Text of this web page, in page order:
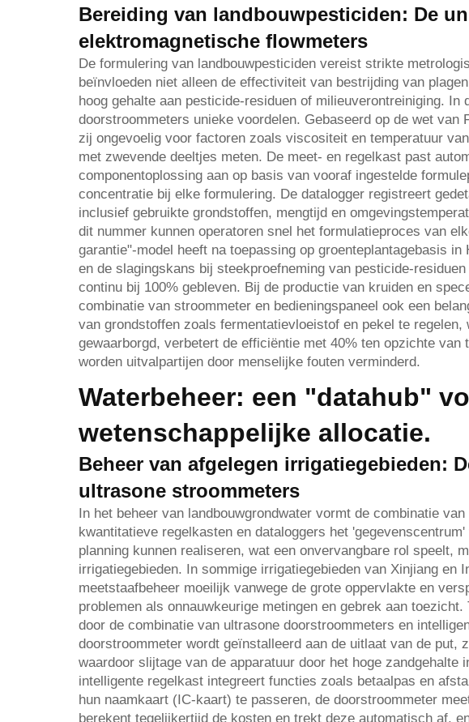
Bereiding van landbouwpesticiden: De
elektromagnetische flowmeters
De formulering van landbouwpesticiden vereist strikte
beïnvloeden niet alleen de effectiviteit van bestrijding van
hoog gehalte aan pesticide-residuen of milieuverontreiniging. In
doorstroommeters unieke voordelen. Gebaseerd op de wet
zij ongevoelig voor factoren zoals viscositeit en temperatuur
met zwevende deeltjes meten. De meet- en regelkast past
componentoplossing aan op basis van vooraf ingestelde
concentratie bij elke formulering. De datalogger registreert
inclusief gebruikte grondstoffen, mengtijd en
dit nummer kunnen operatoren snel het formulatieproces van
garantie"-model heeft na toepassing op groenteplantagebasis
en de slagingskans bij steekproefneming van pesticide-
continu bij 100% gebleven. Bij de productie van kruiden en
combinatie van stroommeter en bedieningspaneel ook een
van grondstoffen zoals fermentatievloeistof en pekel te
gewaarborgd, verbetert de efficiëntie met 40% ten opzichte van
worden uitvalpartijen door menselijke fouten verminderd.
Waterbeheer: een "datahub"
wetenschappelijke allocatie.
Beheer van afgelegen irrigatiegebieden:
ultrasone stroommeters
In het beheer van landbouwgrondwater vormt de combinatie
kwantitatieve regelkasten en dataloggers het
planning kunnen realiseren, wat een onvervangbare rol speelt,
irrigatiegebieden. In sommige irrigatiegebieden van Xinjiang en
meetstaafbeheer moeilijk vanwege de grote oppervlakte en
problemen als onnauwkeurige metingen en gebrek aan
door de combinatie van ultrasone doorstroommeters en
doorstroommeter wordt geïnstalleerd aan de uitlaat van de put,
waardoor slijtage van de apparatuur door het hoge
intelligente regelkast integreert functies zoals betaalpas en
hun naamkaart (IC-kaart) te passeren, de doorstroommeter
berekent tegelijkertijd de kosten en trekt deze automatisch af,